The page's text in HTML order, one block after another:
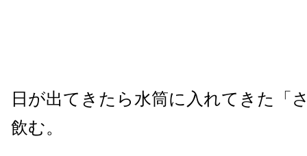
日が出てきたら水筒に入れてきた「
飲む。